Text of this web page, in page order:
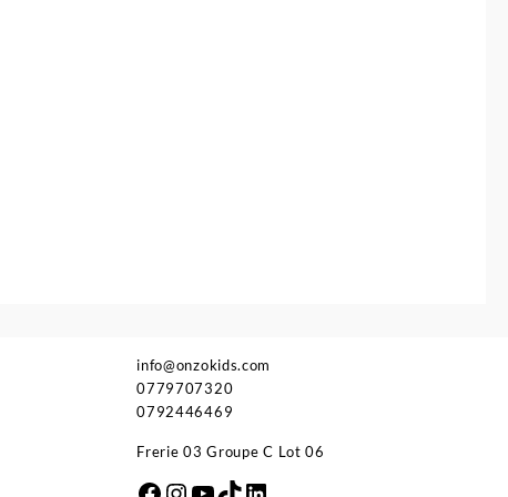
info@onzokids.com
0779707320
0792446469
Frerie 03 Groupe C Lot 06